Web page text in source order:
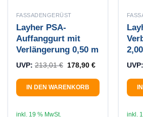
FASSADENGERÜST
Layher PSA-
Auffanggurt mit
Verlängerung 0,50 m
UVP: 213,01€ Ursprünglicher Preis
178,90 €Aktueller
IN DEN WARENKORB
inkl. 19 % MwSt.
UVP:
inkl.